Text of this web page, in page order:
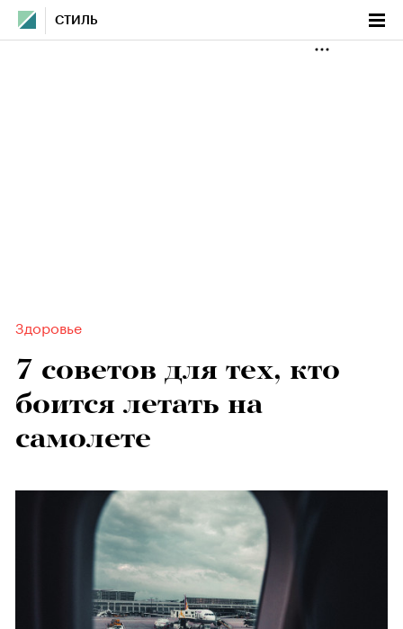
СТИЛЬ
Здоровье
7 советов для тех, кто
боится летать на
самолете